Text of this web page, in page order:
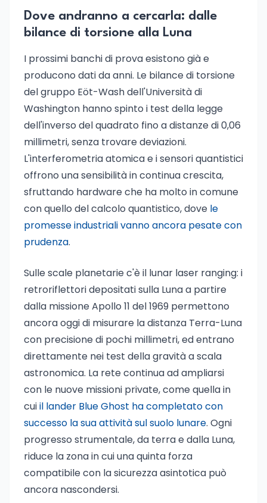
Dove andranno a cercarla: dalle
bilance di torsione alla Luna
I prossimi banchi di prova esistono già e
producono dati da anni. Le bilance di torsione
del gruppo Eöt-Wash dell'Università di
Washington hanno spinto i test della legge
dell'inverso del quadrato fino a distanze di 0,06
millimetri, senza trovare deviazioni.
L'interferometria atomica e i sensori quantistici
offrono una sensibilità in continua crescita,
sfruttando hardware che ha molto in comune
con quello del calcolo quantistico, dove le
promesse industriali vanno ancora pesate con
prudenza.
Sulle scale planetarie c'è il lunar laser ranging: i
retroriflettori depositati sulla Luna a partire
dalla missione Apollo 11 del 1969 permettono
ancora oggi di misurare la distanza Terra-Luna
con precisione di pochi millimetri, ed entrano
direttamente nei test della gravità a scala
astronomica. La rete continua ad ampliarsi
con le nuove missioni private, come quella in
cuiil lander Blue Ghost ha completato con
successo la sua attività sul suolo lunare. Ogni
progresso strumentale, da terra e dalla Luna,
riduce la zona in cui una quinta forza
compatibile con la sicurezza asintotica può
ancora nascondersi.